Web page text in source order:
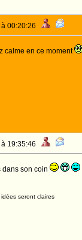
00:20:26
calme en ce moment
19:35:46
dans son coin
seront claires